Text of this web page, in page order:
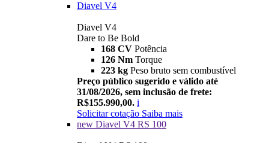
Diavel V4
Diavel V4
Dare to Be Bold
168 CV Potência
126 Nm Torque
223 kg Peso bruto sem combustível
Preço público sugerido e válido até
31/08/2026, sem inclusão de frete:
R$155.990,00. i
Solicitar cotação Saiba mais
new Diavel V4 RS 100